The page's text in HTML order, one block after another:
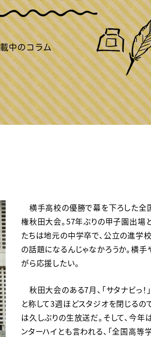
横手高校の優勝で幕を下ろした全
権秋田大会。57年ぶりの甲子園出場
たちは地元の中学卒で、公立の進学
の話題になるんじゃなかろうか。横
がら応援したい。
秋田大会のある7月、「サタナビっ！
と称して3週ほどスタジオを閉じるの
は久しぶりの生放送だ。そして、今
ンターハイとも言われる、「全国高